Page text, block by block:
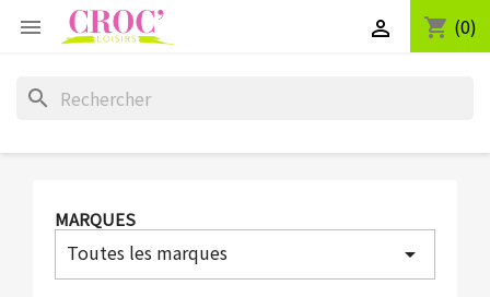
 shopping_cart (0)

search
MARQUES
Toutes les marques arrow_drop_down